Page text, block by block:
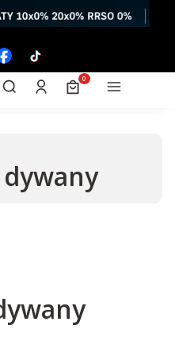
Otwórz wyszukiwarkę
Szukaj Zaloguj sięProdukty w
Koszyk Menu
dywany